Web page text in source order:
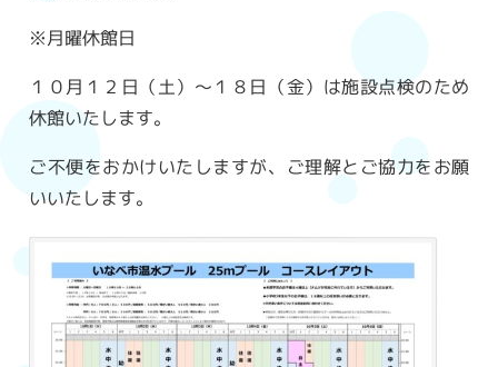
※月曜休館日
１０月１２日（土）～１８日（金）は施設点検のため
休館いたします。
ご不便をおかけいたしますが、ご理解とご協力をお願
いいたします。